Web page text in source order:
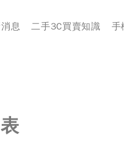
息 二手3C買賣知識 手